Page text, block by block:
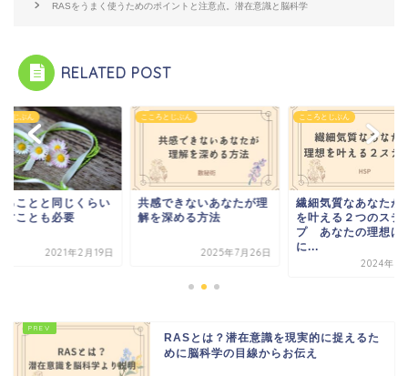
RASをうまく使うためのポイントと注意点。潜在意識と脳科学
RELATED POST
とじぶん
できないあなたが理
深める方法
2025年7月26日
こころとじぶん
繊細気質なあなたが理想
を叶える２つのステッ
こころとじぶん
続けることと同じく
手放すことも必要
RASとは？潜在意識を現実的に捉えるた
めに脳科学の目線からお伝え